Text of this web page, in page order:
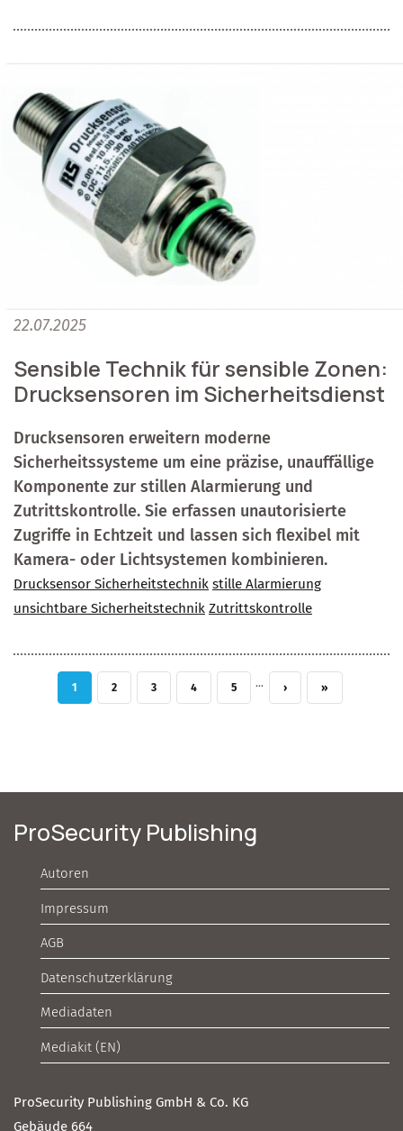
22.07.2025
Sensible Technik für sensible Zonen:
Drucksensoren im Sicherheitsdienst
Drucksensoren erweitern moderne
Sicherheitssysteme um eine präzise, unauffällige
Komponente zur stillen Alarmierung und
Zutrittskontrolle. Sie erfassen unautorisierte
Zugriffe in Echtzeit und lassen sich flexibel mit
Kamera- oder Lichtsystemen kombinieren.
Drucksensor Sicherheitstechnik stille Alarmierung
unsichtbare Sicherheitstechnik Zutrittskontrolle
AKTUELLE SEITE
1 SEITE
2 SEITE
3 SEITE
4 SEITE
5 … NÄCHSTE SEITE
› LETZTE SEITE
»
ProSecurity Publishing
Autoren
Impressum
AGB
Datenschutzerklärung
Mediadaten
Mediakit (EN)
ProSecurity Publishing GmbH & Co. KG
Gebäude 664